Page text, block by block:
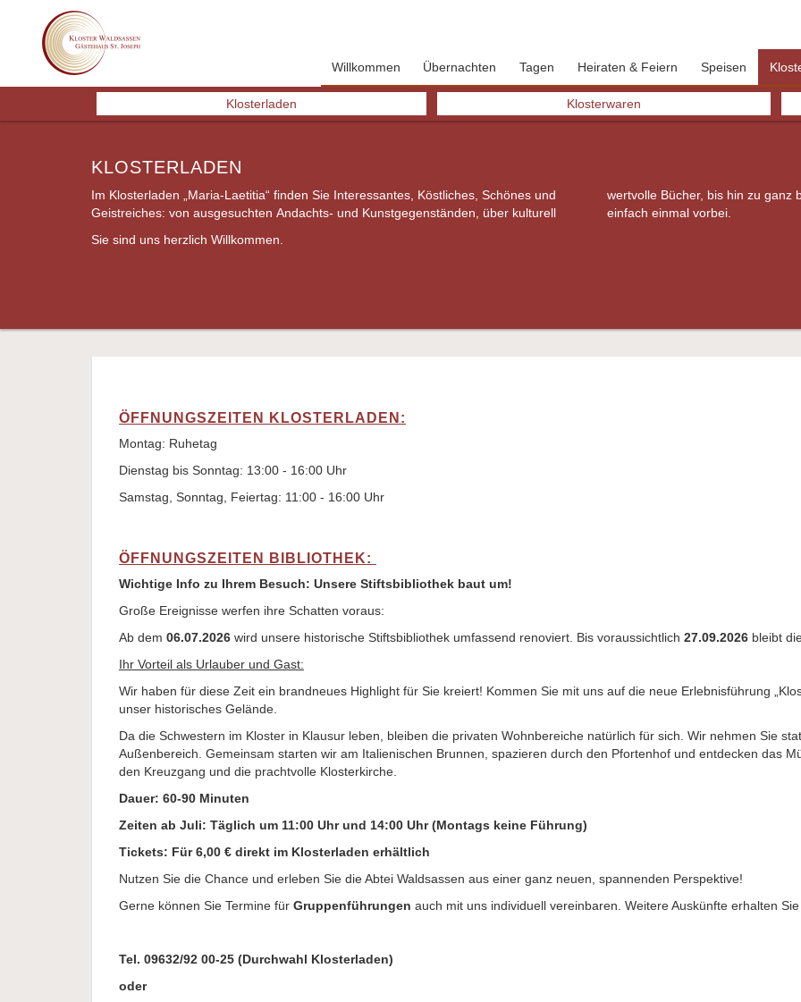
Willkommen Übernachten Tagen Heiraten & Feiern Speisen
Klosterladen Klosterwaren
Previous
KLOSTERLADEN
Im Klosterladen „Maria-Laetitia“ finden Sie Interessantes, Köstliches, Schönes und
Geistreiches: von ausgesuchten Andachts- und Kunstgegenständen, über kulturell
wertvolle Bücher, bis hin zu ganz besonderen Klosterspezialitäten! Schauen Sie doch
einfach einmal vorbei.
Sie sind uns herzlich Willkommen.
ÖFFNUNGSZEITEN KLOSTERLADEN:
Montag: Ruhetag
Dienstag bis Sonntag: 13:00 - 16:00 Uhr
Samstag, Sonntag, Feiertag: 11:00 - 16:00 Uhr
ÖFFNUNGSZEITEN BIBLIOTHEK:
Wichtige Info zu Ihrem Besuch: Unsere Stiftsbibliothek baut um!
Große Ereignisse werfen ihre Schatten voraus:
Ab dem 06.07.2026 wird unsere historische Stiftsbibliothek umfassend renoviert. Bis voraussichtlich 27.09.2026 bleibt
Ihr Vorteil als Urlauber und Gast:
Wir haben für diese Zeit ein brandneues Highlight für Sie kreiert! Kommen Sie mit uns auf die neue Erlebnisführung
unser historisches Gelände.
Da die Schwestern im Kloster in Klausur leben, bleiben die privaten Wohnbereiche natürlich für sich. Wir nehmen Sie
Außenbereich. Gemeinsam starten wir am Italienischen Brunnen, spazieren durch den Pfortenhof und entdecken das
den Kreuzgang und die prachtvolle Klosterkirche.
Dauer: 60-90 Minuten
Zeiten ab Juli: Täglich um 11:00 Uhr und 14:00 Uhr (Montags keine Führung)
Tickets: Für 6,00 € direkt im Klosterladen erhältlich
Nutzen Sie die Chance und erleben Sie die Abtei Waldsassen aus einer ganz neuen, spannenden Perspektive!
Gerne können Sie Termine für Gruppenführungen auch mit uns individuell vereinbaren. Weitere Auskünfte erhalten
Tel. 09632/92 00-25 (Durchwahl Klosterladen)
oder